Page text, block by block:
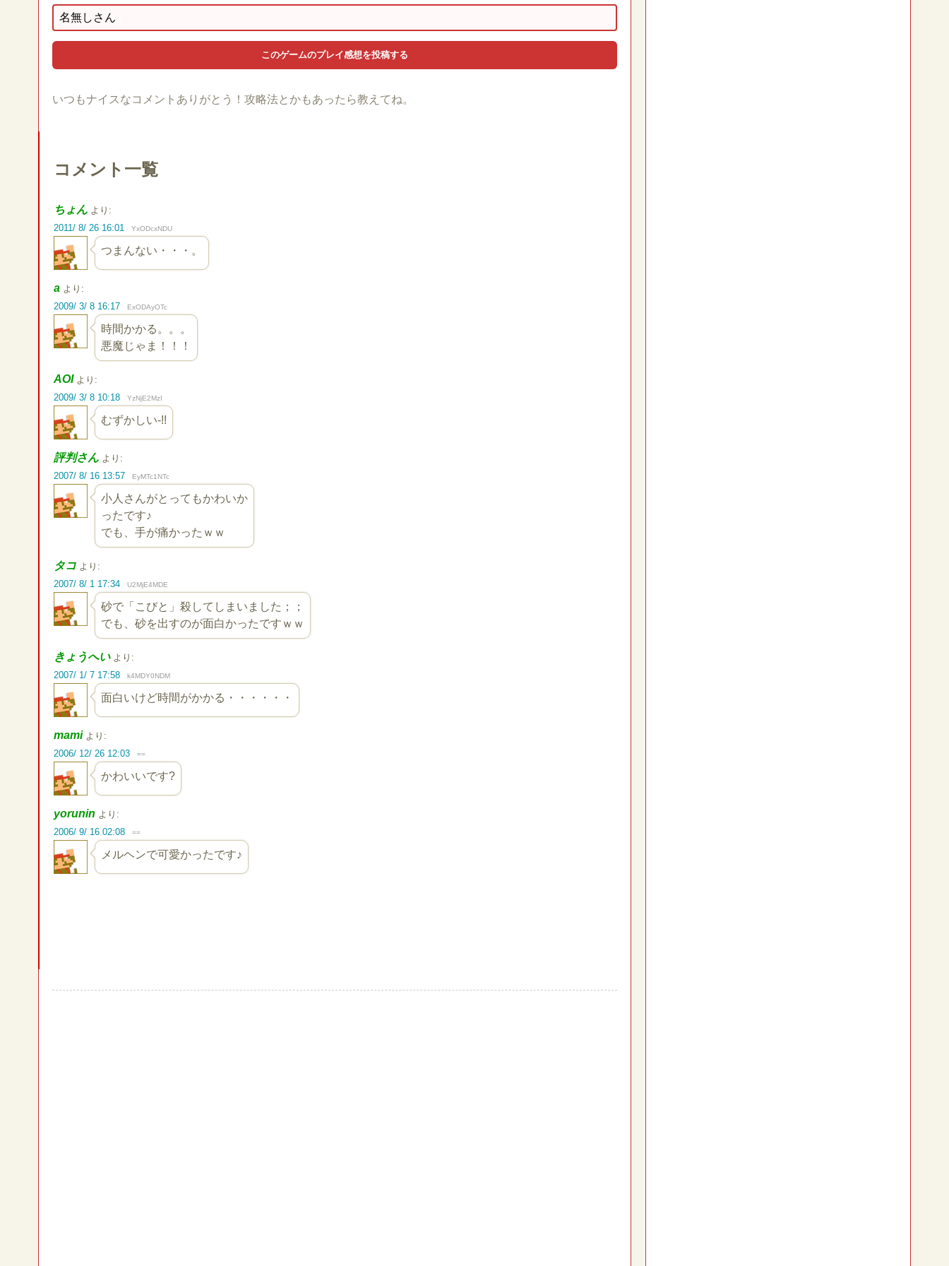
いつもナイスなコメントありがとう！攻略法とかもあったら教えてね。
コメント一覧
ちょん より:
2011/ 8/ 26 16:01
YxODcxNDU
つまんない・・・。
a より:
2009/ 3/ 8 16:17
ExODAyOTc
時間かかる。。。
悪魔じゃま！！！
AOI より:
2009/ 3/ 8 10:18
YzNjE2MzI
むずかしい-!!
評判さん より:
2007/ 8/ 16 13:57
EyMTc1NTc
小人さんがとってもかわいか
ったです♪
でも、手が痛かったｗｗ
タコ より:
2007/ 8/ 1 17:34
U2MjE4MDE
砂で「こびと」殺してしまいました；；
でも、砂を出すのが面白かったですｗｗ
きょうへい より:
2007/ 1/ 7 17:58
k4MDY0NDM
面白いけど時間がかかる・・・・・・
mami より:
2006/ 12/ 26 12:03
==
かわいいです?
yorunin より:
2006/ 9/ 16 02:08
==
メルヘンで可愛かったです♪